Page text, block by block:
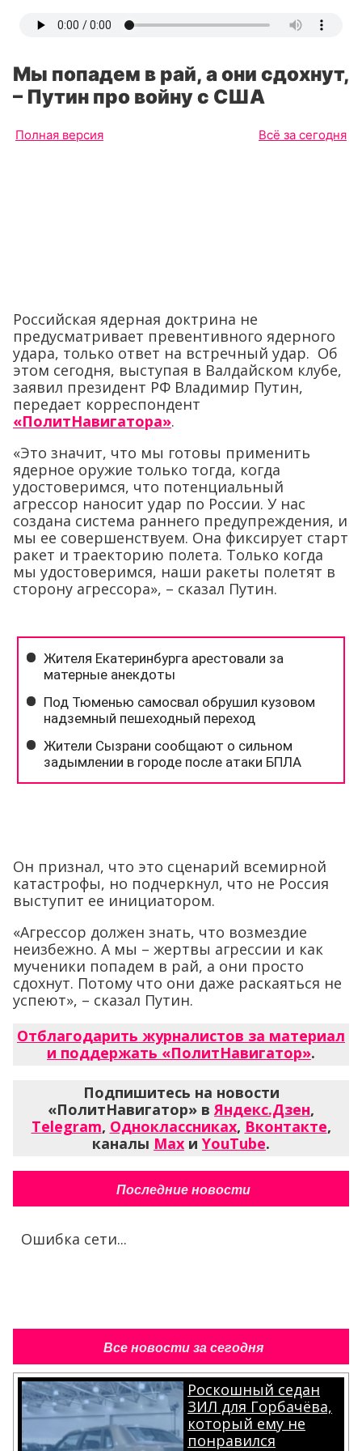
Мы попадем в рай, а они сдохнут,
– Путин про войну с США
Полная версия Всё за сегодня
Российская ядерная доктрина не
предусматривает превентивного ядерного
удара, только ответ на встречный удар. Об
этом сегодня, выступая в Валдайском клубе,
заявил президент РФ Владимир Путин,
передает корреспондент
«ПолитНавигатора».
«Это значит, что мы готовы применить
ядерное оружие только тогда, когда
удостоверимся, что потенциальный
агрессор наносит удар по России. У нас
создана система раннего предупреждения, и
мы ее совершенствуем. Она фиксирует старт
ракет и траекторию полета. Только когда
мы удостоверимся, наши ракеты полетят в
сторону агрессора», – сказал Путин.
Он признал, что это сценарий всемирной
катастрофы, но подчеркнул, что не Россия
выступит ее инициатором.
«Агрессор должен знать, что возмездие
неизбежно. А мы – жертвы агрессии и как
мученики попадем в рай, а они просто
сдохнут. Потому что они даже раскаяться не
успеют», – сказал Путин.
Отблагодарить журналистов за материал
и поддержать «ПолитНавигатор».
Подпишитесь на новости
«ПолитНавигатор» вЯндекс.Дзен,
Telegram, Одноклассниках, Вконтакте,
каналы Max и YouTube.
Последние новости
Ошибка сети...
Все новости за сегодня
Роскошный седан
ЗИЛ для Горбачёва,
который ему не
понравился